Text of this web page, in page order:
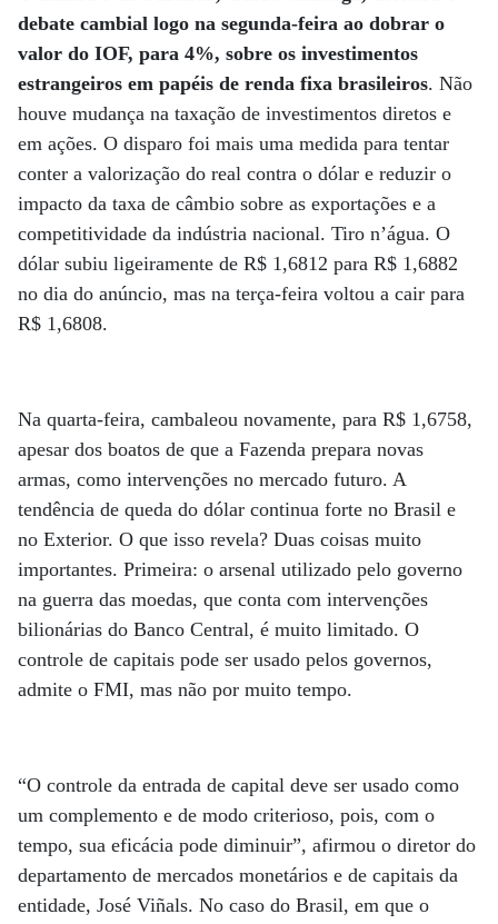
debate cambial logo na segunda-feira ao dobrar o
valor do IOF, para 4%, sobre os investimentos
estrangeiros em papéis de renda fixa brasileiros. Não
houve mudança na taxação de investimentos diretos e
em ações. O disparo foi mais uma medida para tentar
conter a valorização do real contra o dólar e reduzir o
impacto da taxa de câmbio sobre as exportações e a
competitividade da indústria nacional. Tiro n’água. O
dólar subiu ligeiramente de R$ 1,6812 para R$ 1,6882
no dia do anúncio, mas na terça-feira voltou a cair para
R$ 1,6808.
Na quarta-feira, cambaleou novamente, para R$ 1,6758,
apesar dos boatos de que a Fazenda prepara novas
armas, como intervenções no mercado futuro. A
tendência de queda do dólar continua forte no Brasil e
no Exterior. O que isso revela? Duas coisas muito
importantes. Primeira: o arsenal utilizado pelo governo
na guerra das moedas, que conta com intervenções
bilionárias do Banco Central, é muito limitado. O
controle de capitais pode ser usado pelos governos,
admite o FMI, mas não por muito tempo.
“O controle da entrada de capital deve ser usado como
um complemento e de modo criterioso, pois, com o
tempo, sua eficácia pode diminuir”, afirmou o diretor do
departamento de mercados monetários e de capitais da
entidade, José Viñals. No caso do Brasil, em que o